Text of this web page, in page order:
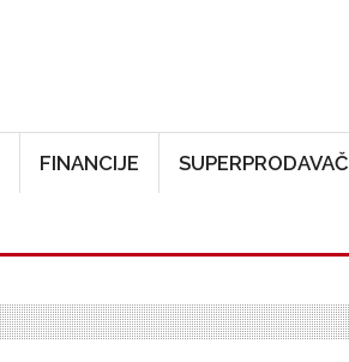
FINANCIJE SUPERPRODAVAČ